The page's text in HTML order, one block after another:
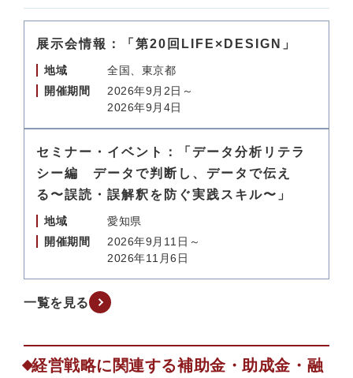
展示会情報：「第20回LIFE×DESIGN」
地域
全国、東京都
開催期間
2026年9月2日～
2026年9月4日
セミナー・イベント：「データ分析リテラ
シー編 データで判断し、データで伝え
る〜誤読・誤解釈を防ぐ実践スキル〜」
地域
愛知県
開催期間
2026年9月11日～
2026年11月6日
一覧を見る
経営戦略に関連する補助金・助成金・融